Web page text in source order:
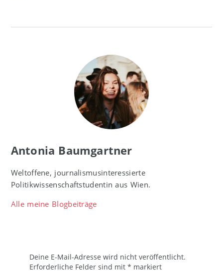
Antonia Baumgartner
Weltoffene, journalismusinteressierte
Politikwissenschaftstudentin aus Wien.
Alle meine Blogbeiträge
Deine E-Mail-Adresse wird nicht veröffentlicht.
Erforderliche Felder sind mit* markiert